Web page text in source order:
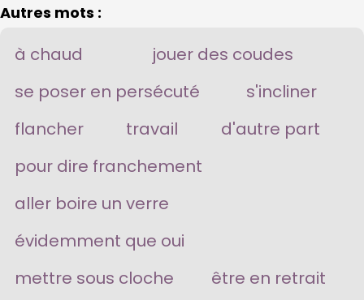
Autres mots :
à chaud
jouer des coudes
se poser en persécuté
s'incliner
flancher
travail
d'autre part
pour dire franchement
aller boire un verre
évidemment que oui
mettre sous cloche
être en retrait